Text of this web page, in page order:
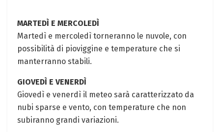
MARTEDÌ E MERCOLEDÌ
Martedì e mercoledì torneranno le nuvole, con
possibilità di pioviggine e temperature che si
manterranno stabili.
GIOVEDÌ E VENERDÌ
Giovedì e venerdì il meteo sarà caratterizzato da
nubi sparse e vento, con temperature che non
subiranno grandi variazioni.